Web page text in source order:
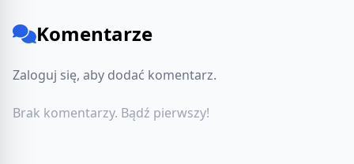
Komentarze
Zaloguj się, aby dodać komentarz.
Brak komentarzy. Bądź pierwszy!